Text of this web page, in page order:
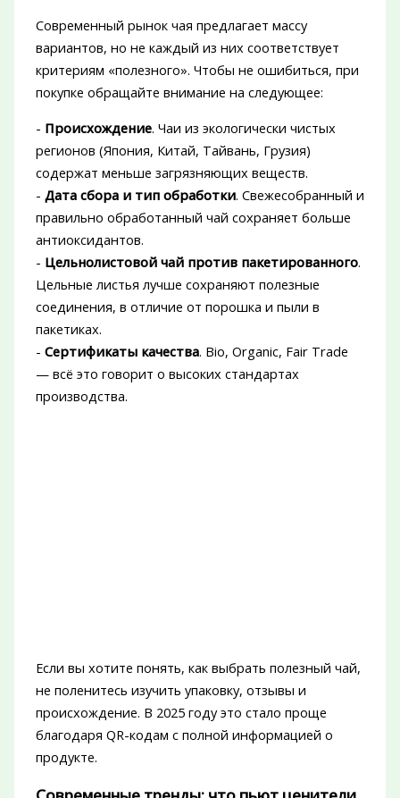
Современный рынок чая предлагает массу
вариантов, но не каждый из них соответствует
критериям «полезного». Чтобы не ошибиться, при
покупке обращайте внимание на следующее:
- Происхождение. Чаи из экологически чистых
регионов (Япония, Китай, Тайвань, Грузия)
содержат меньше загрязняющих веществ.
- Дата сбора и тип обработки. Свежесобранный и
правильно обработанный чай сохраняет больше
антиоксидантов.
- Цельнолистовой чай против пакетированного.
Цельные листья лучше сохраняют полезные
соединения, в отличие от порошка и пыли в
пакетиках.
- Сертификаты качества. Bio, Organic, Fair Trade
— всё это говорит о высоких стандартах
производства.
Если вы хотите понять, как выбрать полезный чай,
не поленитесь изучить упаковку, отзывы и
происхождение. В 2025 году это стало проще
благодаря QR-кодам с полной информацией о
продукте.